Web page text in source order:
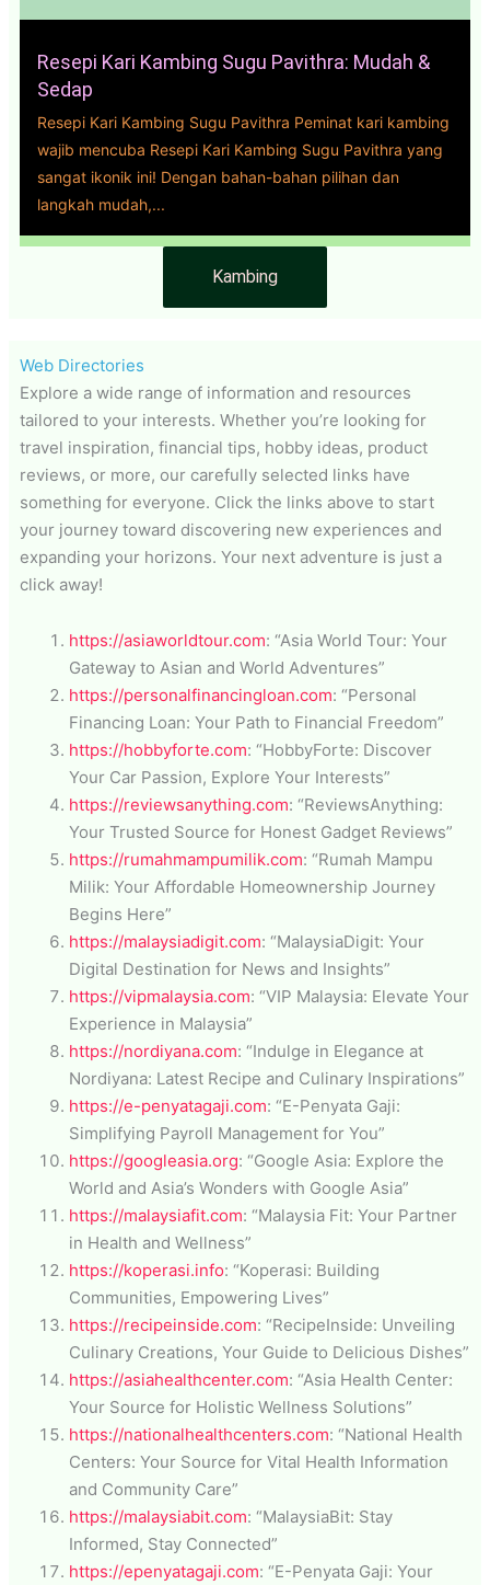
Resepi Kari Kambing Sugu Pavithra: Mudah &
Sedap
Resepi Kari Kambing Sugu Pavithra Peminat kari kambing
wajib mencuba Resepi Kari Kambing Sugu Pavithra yang
sangat ikonik ini! Dengan bahan-bahan pilihan dan
langkah mudah,...
Kambing
Web Directories
Explore a wide range of information and resources
tailored to your interests. Whether you’re looking for
travel inspiration, financial tips, hobby ideas, product
reviews, or more, our carefully selected links have
something for everyone. Click the links above to start
your journey toward discovering new experiences and
expanding your horizons. Your next adventure is just a
click away!
https://asiaworldtour.com: “Asia World Tour: Your
Gateway to Asian and World Adventures”
https://personalfinancingloan.com: “Personal
Financing Loan: Your Path to Financial Freedom”
https://hobbyforte.com: “HobbyForte: Discover
Your Car Passion, Explore Your Interests”
https://reviewsanything.com: “ReviewsAnything:
Your Trusted Source for Honest Gadget Reviews”
https://rumahmampumilik.com: “Rumah Mampu
Milik: Your Affordable Homeownership Journey
Begins Here”
https://malaysiadigit.com: “MalaysiaDigit: Your
Digital Destination for News and Insights”
https://vipmalaysia.com: “VIP Malaysia: Elevate Your
Experience in Malaysia”
https://nordiyana.com: “Indulge in Elegance at
Nordiyana: Latest Recipe and Culinary Inspirations”
https://e-penyatagaji.com: “E-Penyata Gaji:
Simplifying Payroll Management for You”
https://googleasia.org: “Google Asia: Explore the
World and Asia’s Wonders with Google Asia”
https://malaysiafit.com: “Malaysia Fit: Your Partner
in Health and Wellness”
https://koperasi.info: “Koperasi: Building
Communities, Empowering Lives”
https://recipeinside.com: “RecipeInside: Unveiling
Culinary Creations, Your Guide to Delicious Dishes”
https://asiahealthcenter.com: “Asia Health Center:
Your Source for Holistic Wellness Solutions”
https://nationalhealthcenters.com: “National Health
Centers: Your Source for Vital Health Information
and Community Care”
https://malaysiabit.com: “MalaysiaBit: Stay
Informed, Stay Connected”
https://epenyatagaji.com: “E-Penyata Gaji: Your